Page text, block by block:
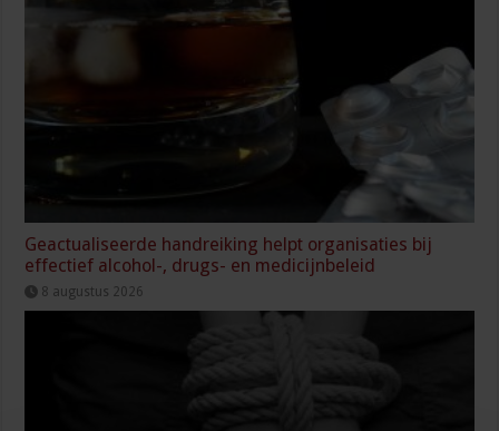
Geactualiseerde handreiking helpt organisaties bij
effectief alcohol-, drugs- en medicijnbeleid
8 augustus 2026